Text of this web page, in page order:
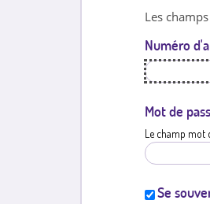
Les
Numéro
Mot de
Le champ mot
Se